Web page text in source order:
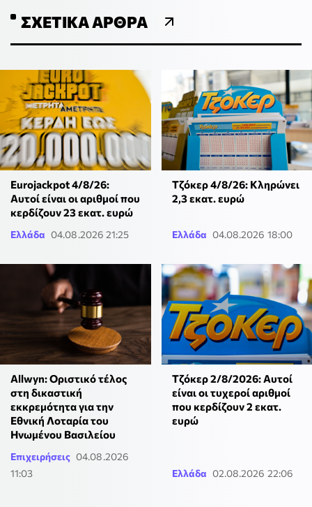
ΣΧΕΤΙΚΆ ΆΡΘΡΑ
Eurojackpot 4/8/26:
Αυτοί είναι οι αριθμοί που
κερδίζουν 23 εκατ. ευρώ
Ελλάδα 04.08.2026 21:25
Τζόκερ 4/8/26: Κληρώνει
2,3 εκατ. ευρώ
Ελλάδα 04.08.2026 18:00
Allwyn: Οριστικό τέλος
στη δικαστική
εκκρεμότητα για την
Εθνική Λοταρία του
Ηνωμένου Βασιλείου
Επιχειρήσεις 04.08.2026
11:03
Τζόκερ 2/8/2026: Αυτοί
είναι οι τυχεροί αριθμοί
που κερδίζουν 2 εκατ.
ευρώ
Ελλάδα 02.08.2026 22:06